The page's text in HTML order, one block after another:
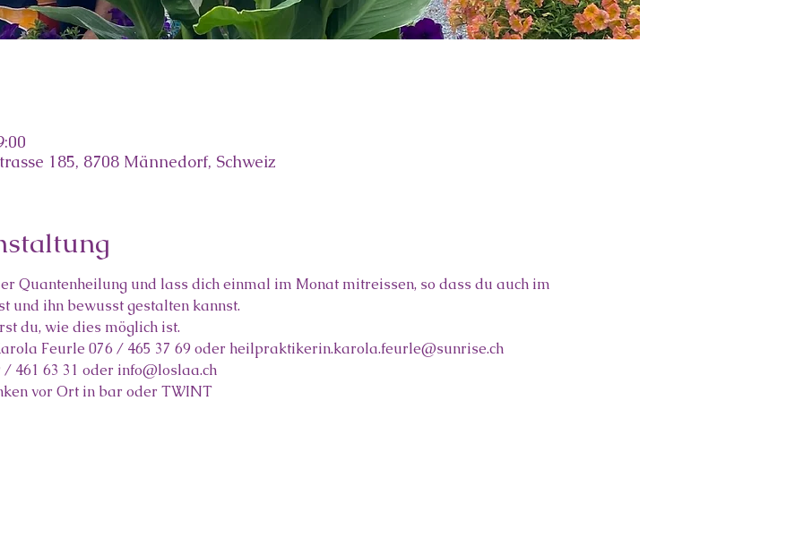
185, 8708 Männedorf, Schweiz
Quantenheilung und lass dich einmal im Monat mitreissen, so dass du auch im
und ihn bewusst gestalten kannst.
du, wie dies möglich ist.
Feurle 076 / 465 37 69 oder heilpraktikerin.karola.feurle@sunrise.ch
461 63 31 oder info@loslaa.ch
vor Ort in bar oder TWINT